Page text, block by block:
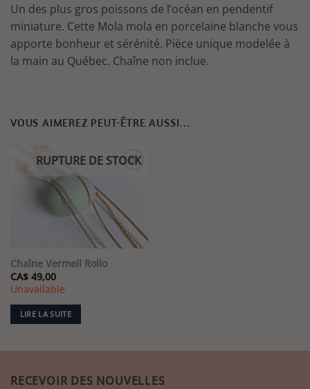
Un des plus gros poissons de l’océan en pendentif
miniature. Cette Mola mola en porcelaine blanche vous
apporte bonheur et sérénité. Pièce unique modelée à
la main au Québec. Chaîne non inclue.
VOUS AIMEREZ PEUT-ÊTRE AUSSI…
souhaits
RUPTURE DE STOCK
Chaîne Vermeil Rollo
CA$49,00
Unavailable
LIRE LA SUITE
RECEVOIR DES NOUVELLES